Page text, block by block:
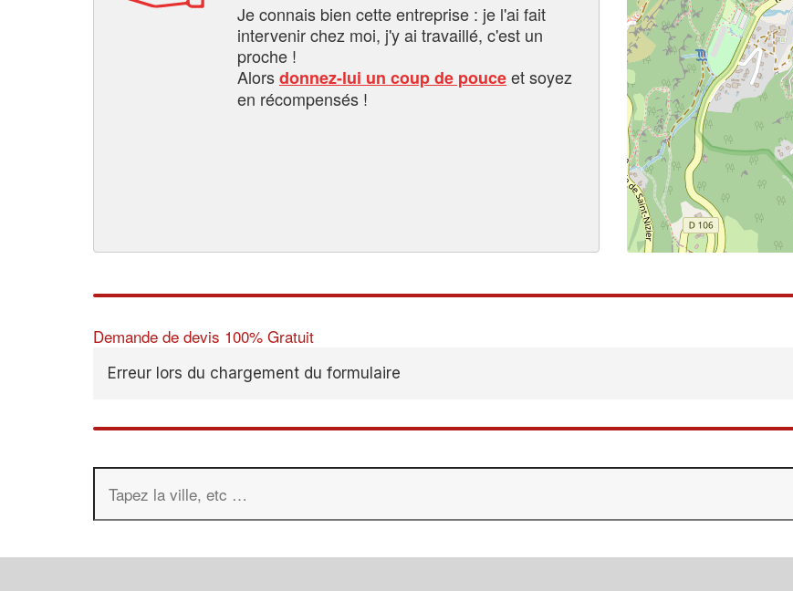
Je connais bien cette entreprise : je l'ai fait
intervenir chez moi, j'y ai travaillé, c'est un
proche !
Alorsdonnez-lui un coup de pouceet soyez
en récompensés !
Demande de devis 100% Gratuit
Erreur lors du chargement du formulaire